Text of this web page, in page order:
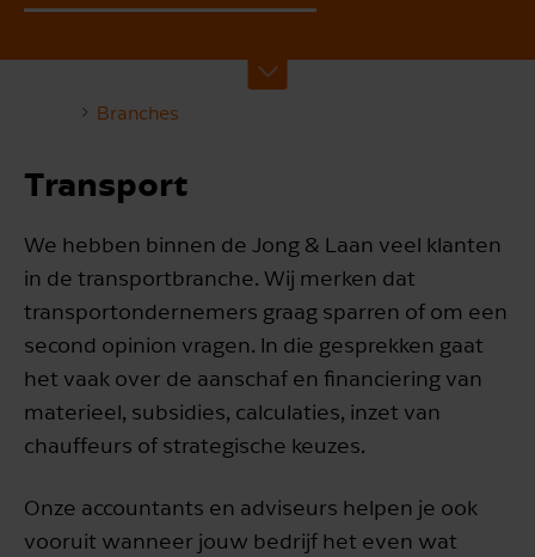
Branches
Transport
We hebben binnen de Jong & Laan veel klanten
in de transportbranche. Wij merken dat
transportondernemers graag sparren of om een
second opinion vragen. In die gesprekken gaat
het vaak over de aanschaf en financiering van
materieel, subsidies, calculaties, inzet van
chauffeurs of strategische keuzes.
Onze accountants en adviseurs helpen je ook
vooruit wanneer jouw bedrijf het even wat